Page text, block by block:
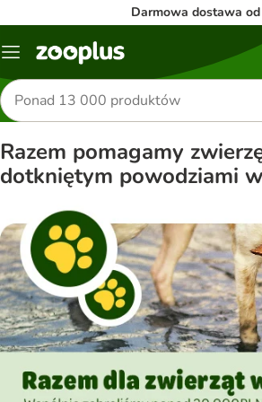
Darmowa dostawa od
Menu
Szukaj
produktów
Razem pomagamy
dotkniętym powodziami